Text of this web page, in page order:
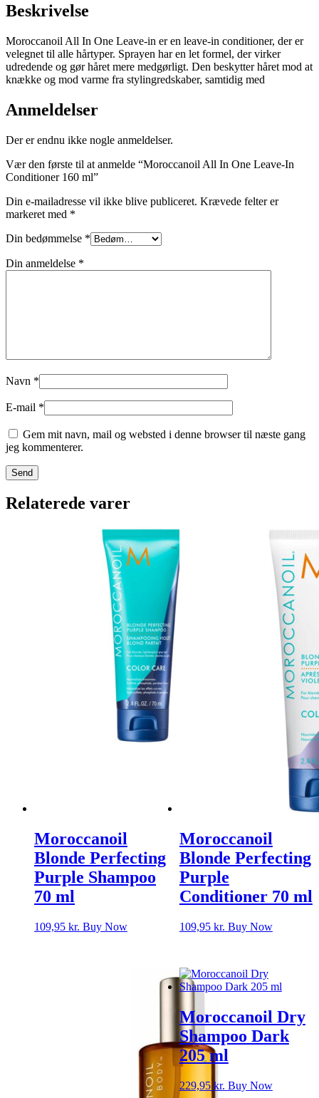
Beskrivelse
Moroccanoil All In One Leave-in er en leave-in conditioner, der er
velegnet til alle hårtyper. Sprayen har en let formel, der virker
udredende og gør håret mere medgørligt. Den beskytter håret mod at
knække og mod varme fra stylingredskaber, samtidig med
Anmeldelser
Der er endnu ikke nogle anmeldelser.
Vær den første til at anmelde “Moroccanoil All In One Leave-In
Conditioner 160 ml”
Din e-mailadresse vil ikke blive publiceret. Krævede felter er
markeret med *
Din bedømmelse *
Din anmeldelse *
Navn *
E-mail *
Gem mit navn, mail og websted i denne browser til næste gang
jeg kommenterer.
Relaterede varer
Moroccanoil
Blonde Perfecting
Purple Shampoo
70 ml
109,95 kr. Buy Now
Moroccanoil
Blonde Perfecting
Purple
Conditioner 70 ml
109,95 kr. Buy Now
Moroccanoil Dry
Shampoo Dark
205 ml
229,95 kr. Buy Now